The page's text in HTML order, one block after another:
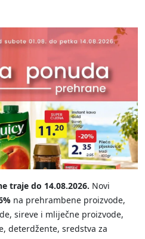
traje do 14.08.2026. Novi
na prehrambene proizvode,
sireve i mliječne proizvode,
deterdžente, sredstva za